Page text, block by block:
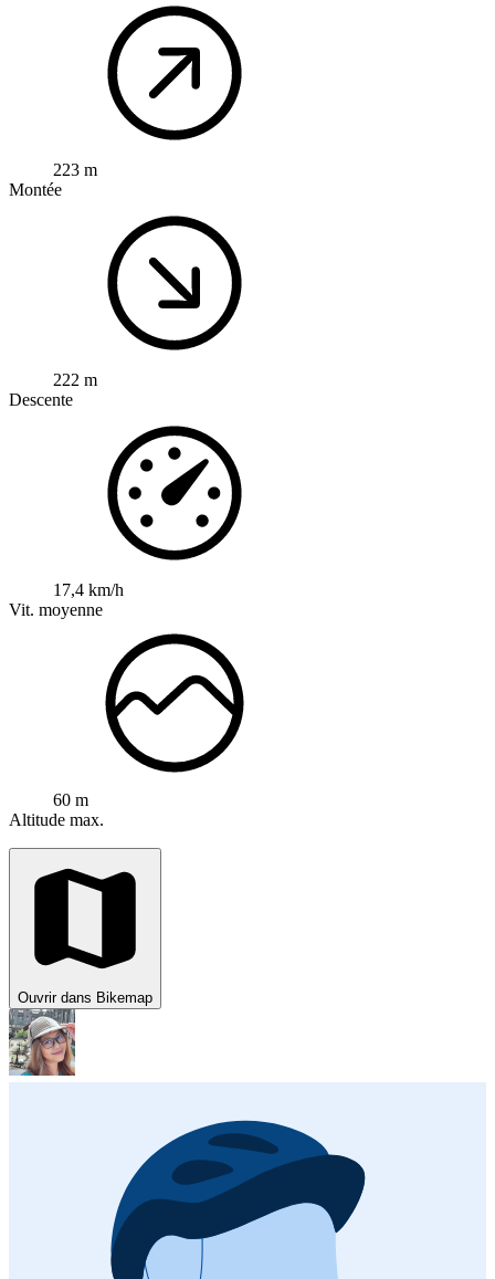
223 m
Montée
222 m
Descente
17,4 km/h
Vit. moyenne
60 m
Altitude max.
Ouvrir dans Bikemap